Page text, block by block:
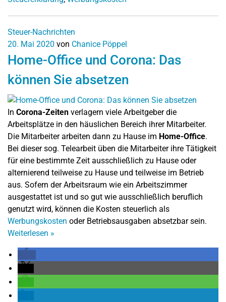
Steuer-Nachrichten
20. Mai 2020 von Chanice Pöppel
Home-Office und Corona: Das
können Sie absetzen
In Corona-Zeiten verlagern viele Arbeitgeber die
Arbeitsplätze in den häuslichen Bereich ihrer Mitarbeiter.
Die Mitarbeiter arbeiten dann zu Hause im Home-Office.
Bei dieser sog. Telearbeit üben die Mitarbeiter ihre Tätigkeit
für eine bestimmte Zeit ausschließlich zu Hause oder
alternierend teilweise zu Hause und teilweise im Betrieb
aus. Sofern der Arbeitsraum wie ein Arbeitszimmer
ausgestattet ist und so gut wie ausschließlich beruflich
genutzt wird, können die Kosten steuerlich als
Werbungskosten oder Betriebsausgaben absetzbar sein.
Weiterlesen »